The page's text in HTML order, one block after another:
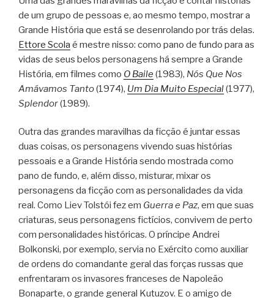
de um grupo de pessoas e, ao mesmo tempo, mostrar a
Grande História que está se desenrolando por trás delas.
Ettore Scola é mestre nisso: como pano de fundo para as
vidas de seus belos personagens há sempre a Grande
História, em filmes como O Baile(1983), Nós Que Nos
Amávamos Tanto(1974), Um Dia Muito Especial(1977),
Splendor(1989).
Outra das grandes maravilhas da ficção é juntar essas
duas coisas, os personagens vivendo suas histórias
pessoais e a Grande História sendo mostrada como
pano de fundo, e, além disso, misturar, mixar os
personagens da ficção com as personalidades da vida
real. Como Liev Tolstói fez em Guerra e Paz, em que suas
criaturas, seus personagens fictícios, convivem de perto
com personalidades históricas. O príncipe Andrei
Bolkonski, por exemplo, servia no Exército como auxiliar
de ordens do comandante geral das forças russas que
enfrentaram os invasores franceses de Napoleão
Bonaparte, o grande general Kutuzov. E o amigo de